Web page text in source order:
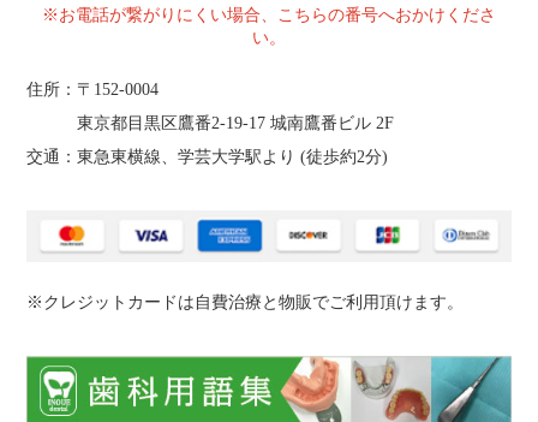
※お電話が繋がりにくい場合、こちらの番号へおかけくださ
い。
住所：〒152-0004
東京都目黒区鷹番2‐19‐17 城南鷹番ビル 2F
交通：東急東横線、学芸大学駅より (徒歩約2分)
※クレジットカードは自費治療と物販でご利用頂けます。